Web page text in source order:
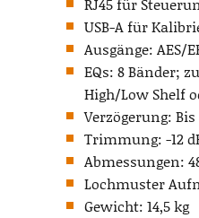
RJ45 für
USB-A für
Ausgänge: AES/
EQs: 8 Bänder;
High/Low Shelf
Verzögerung:
Trimmung: -12
Abmessungen:
Lochmuster
Gewicht: 14,5 kg